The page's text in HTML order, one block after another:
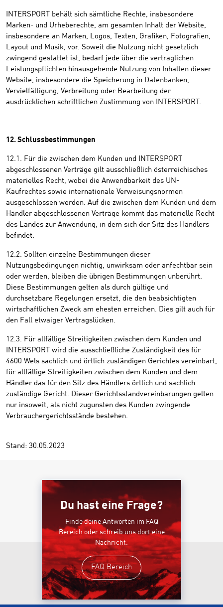
INTERSPORT behält sich sämtliche Rechte, insbesondere
Marken- und Urheberechte, am gesamten Inhalt der Website,
insbesondere an Marken, Logos, Texten, Grafiken, Fotografien,
Layout und Musik, vor. Soweit die Nutzung nicht gesetzlich
zwingend gestattet ist, bedarf jede über die vertraglichen
Leistungspflichten hinausgehende Nutzung von Inhalten dieser
Website, insbesondere die Speicherung in Datenbanken,
Vervielfältigung, Verbreitung oder Bearbeitung der
ausdrücklichen schriftlichen Zustimmung von INTERSPORT.
12. Schlussbestimmungen
12.1. Für die zwischen dem Kunden und INTERSPORT
abgeschlossenen Verträge gilt ausschließlich österreichisches
materielles Recht, wobei die Anwendbarkeit des UN-
Kaufrechtes sowie internationale Verweisungsnormen
ausgeschlossen werden. Auf die zwischen dem Kunden und dem
Händler abgeschlossenen Verträge kommt das materielle Recht
des Landes zur Anwendung, in dem sich der Sitz des Händlers
befindet.
12.2. Sollten einzelne Bestimmungen dieser
Nutzungsbedingungen nichtig, unwirksam oder anfechtbar sein
oder werden, bleiben die übrigen Bestimmungen unberührt.
Diese Bestimmungen gelten als durch gültige und
durchsetzbare Regelungen ersetzt, die den beabsichtigten
wirtschaftlichen Zweck am ehesten erreichen. Dies gilt auch für
den Fall etwaiger Vertragslücken.
12.3. Für allfällige Streitigkeiten zwischen dem Kunden und
INTERSPORT wird die ausschließliche Zuständigkeit des für
4600 Wels sachlich und örtlich zuständigen Gerichtes vereinbart,
für allfällige Streitigkeiten zwischen dem Kunden und dem
Händler das für den Sitz des Händlers örtlich und sachlich
zuständige Gericht. Dieser Gerichtsstandvereinbarungen gelten
nur insoweit, als nicht zugunsten des Kunden zwingende
Verbrauchergerichtsstände bestehen.
Stand: 30.05.2023
Du hast eine Frage?
Finde deine Antworten im FAQ
Bereich oder schreib uns dort eine
Nachricht.
FAQ Bereich